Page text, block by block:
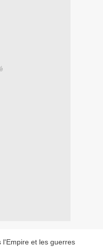
l'Empire et les guerres